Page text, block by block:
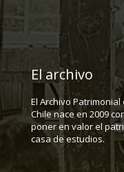
El archivo
El Archivo
Chile nace en 2009
poner en valor el
casa de estudios.